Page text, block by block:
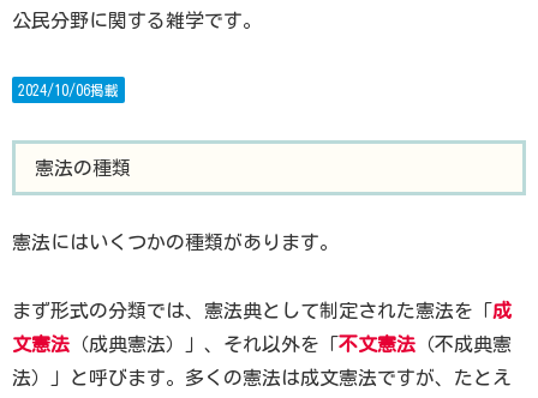
公民分野に関する雑学です。
2024/10/06掲載
憲法の種類
憲法にはいくつかの種類があります。
まず形式の分類では、憲法典として制定された憲法を「成
文憲法 （成典憲法）」、それ以外を「不文憲法 （不成典憲
法）」と呼びます。多くの憲法は成文憲法ですが、たとえ